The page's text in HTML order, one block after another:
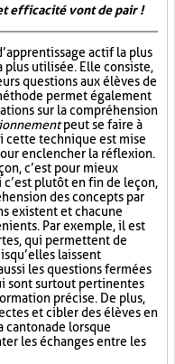
efficacité vont de pair !
actif la plus
utilisée. Elle consiste,
questions aux élèves de
permet également
sur la compréhension
peut se faire à
cette technique est mise
enclencher la réflexion.
c’est pour mieux
c’est plutôt en fin de leçon,
des concepts par
existent et chacune
Par exemple, il est
qui permettent de
laissent
les questions fermées
sont surtout pertinentes
précise. De plus,
et cibler des élèves en
cantonade lorsque
les échanges entre les